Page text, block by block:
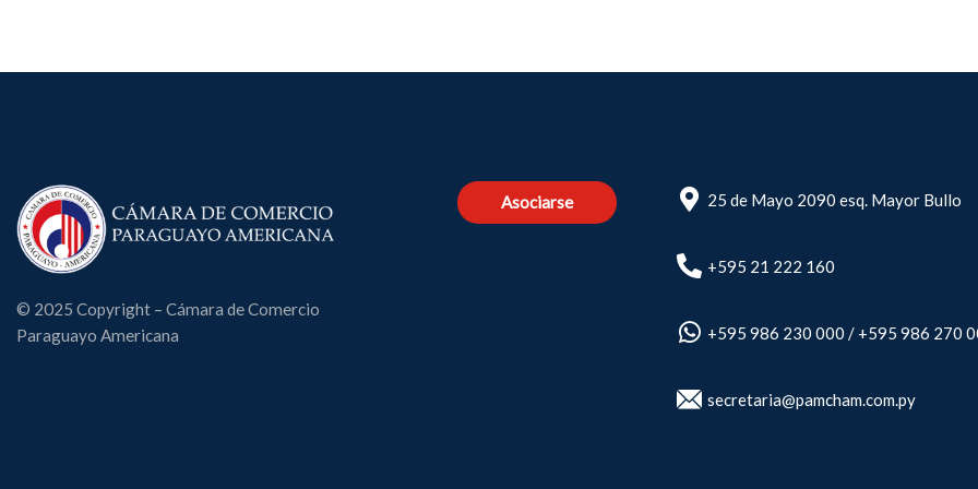
© 2025 Copyright – Cámara de Comercio
Paraguayo Americana
Asociarse 25 de Mayo 2090 esq. Mayor Bullo
+595 21 222 160
+595 986 230 000 / +595 986 270
secretaria@pamcham.com.py